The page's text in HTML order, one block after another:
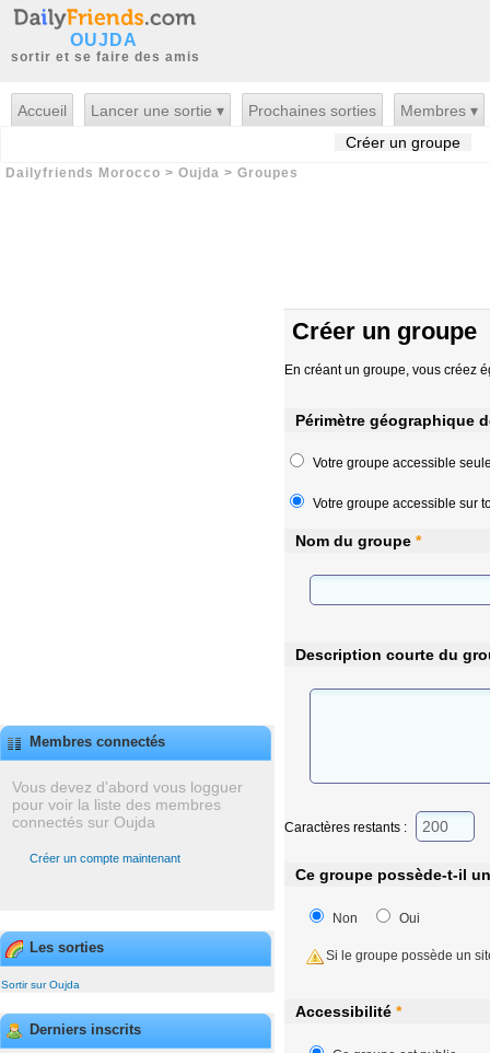
OUJDA
sortir et se faire des amis
Accueil Lancer une sortie ▾ Prochaines sorties
Membres ▾
Créer un groupe
Dailyfriends Morocco > Oujda > Groupes
Membres connectés
Vous devez d'abord vous logguer
pour voir la liste des membres
connectés sur Oujda
Créer un compte maintenant
Les sorties
Sortir sur Oujda
Derniers inscrits
Créer un groupe
En créant un groupe, vous créez
Périmètre géographique
Votre groupe accessible
Votre groupe accessible sur
Nom du groupe *
Description courte du
Caractères restants :
Ce groupe possède-t-il
Non Oui
Si le groupe possède un
Accessibilité *